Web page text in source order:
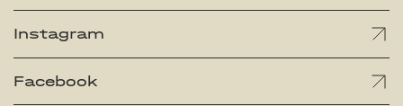
Instagram
Facebook